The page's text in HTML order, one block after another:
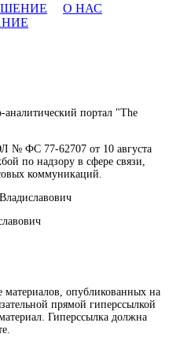
О НАС
портал "The
№ ФС 77-62707 от 10 августа
по надзору в сфере связи,
коммуникаций.
опубликованных на
прямой гиперссылкой
Гиперссылка должна